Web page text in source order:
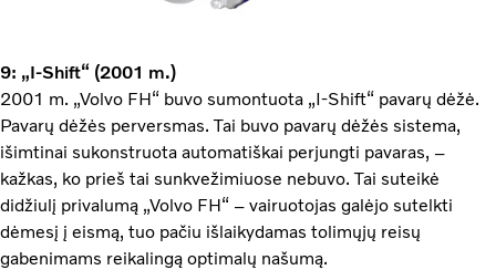
9: „I-Shift“ (2001 m.)
2001 m. „Volvo FH“ buvo sumontuota „I-Shift“ pavarų dėžė.
Pavarų dėžės perversmas. Tai buvo pavarų dėžės sistema,
išimtinai sukonstruota automatiškai perjungti pavaras, –
kažkas, ko prieš tai sunkvežimiuose nebuvo. Tai suteikė
didžiulį privalumą „Volvo FH“ – vairuotojas galėjo sutelkti
dėmesį į eismą, tuo pačiu išlaikydamas tolimųjų reisų
gabenimams reikalingą optimalų našumą.